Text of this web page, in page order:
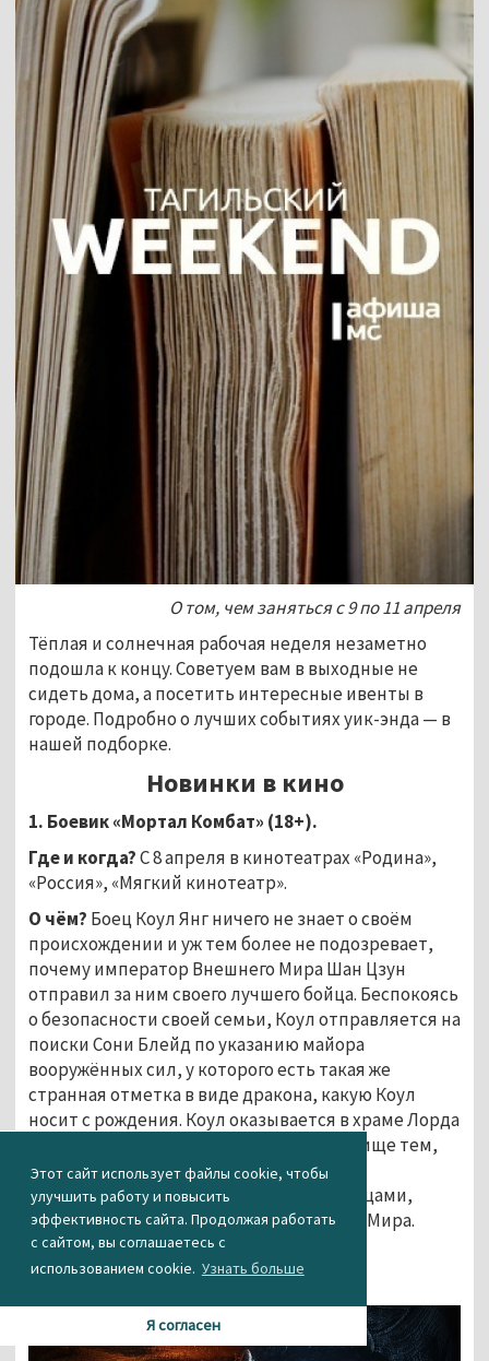
Этот сайт использует файлы cookie, чтобы
улучшить работу и повысить
эффективность сайта. Продолжая работать
с сайтом, вы соглашаетесь с
использованием cookie. Узнать больше
Я согласен
О том, чем заняться с 9 по 11 апреля
Тёплая и солнечная рабочая неделя незаметно
подошла к концу. Советуем вам в выходные не
сидеть дома, а посетить интересные ивенты в
городе. Подробно о лучших событиях уик-энда — в
нашей подборке.
Новинки в кино
1. Боевик «Мортал Комбат» (18+).
Где и когда?С 8 апреля в кинотеатрах «Родина»,
«Россия», «Мягкий кинотеатр».
О чём? Боец Коул Янг ничего не знает о своём
происхождении и уж тем более не подозревает,
почему император Внешнего Мира Шан Цзун
отправил за ним своего лучшего бойца. Беспокоясь
о безопасности своей семьи, Коул отправляется на
поиски Сони Блейд по указанию майора
вооружённых сил, у которого есть такая же
странная отметка в виде дракона, какую Коул
носит с рождения. Коул оказывается в храме Лорда
Рейдена, который предоставляет убежище тем,
кто носит метку дракона, и начинает
тренироваться вместе с опытными бойцами,
чтобы сразиться с врагами из Внешнего Мира.
Зачем идти?
Чтобы погрузиться в мир
приключений.